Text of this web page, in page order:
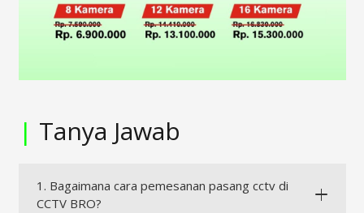
| Tanya Jawab
1. Bagaimana cara pemesanan pasang cctv di
CCTV BRO?